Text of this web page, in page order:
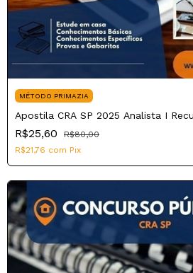
MÉTODO PRIMAZIA
Apostila CRA SP 2025 Analista I
R$25,60
R$80,00
R$21,76 com Pix